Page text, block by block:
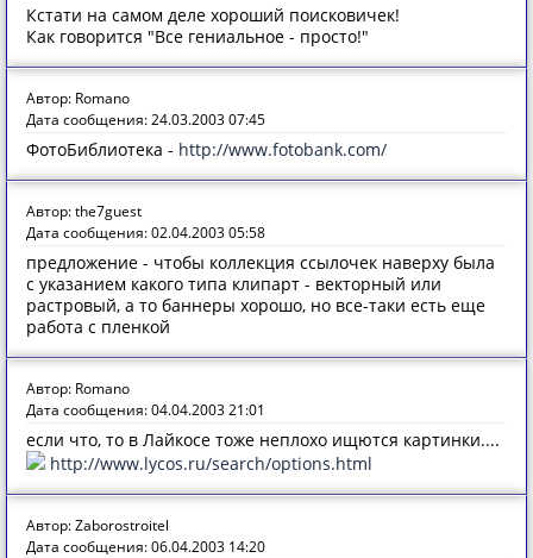
Кстати на самом деле хороший поисковичек!
Как говорится "Все гениальное - просто!"
Автор: Romano
Дата сообщения: 24.03.2003 07:45
ФотоБиблиотека - http://www.fotobank.com/
Автор: the7guest
Дата сообщения: 02.04.2003 05:58
предложение - чтобы коллекция ссылочек наверху была
с указанием какого типа клипарт - векторный или
растровый, а то баннеры хорошо, но все-таки есть еще
работа с пленкой
Автор: Romano
Дата сообщения: 04.04.2003 21:01
если что, то в Лайкосе тоже неплохо ищются картинки....
http://www.lycos.ru/search/options.html
Автор: Zaborostroitel
Дата сообщения: 06.04.2003 14:20